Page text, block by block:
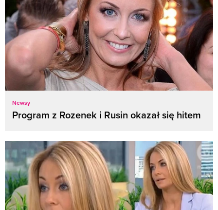
Newsy
Program z Rozenek i Rusin okazał się hitem